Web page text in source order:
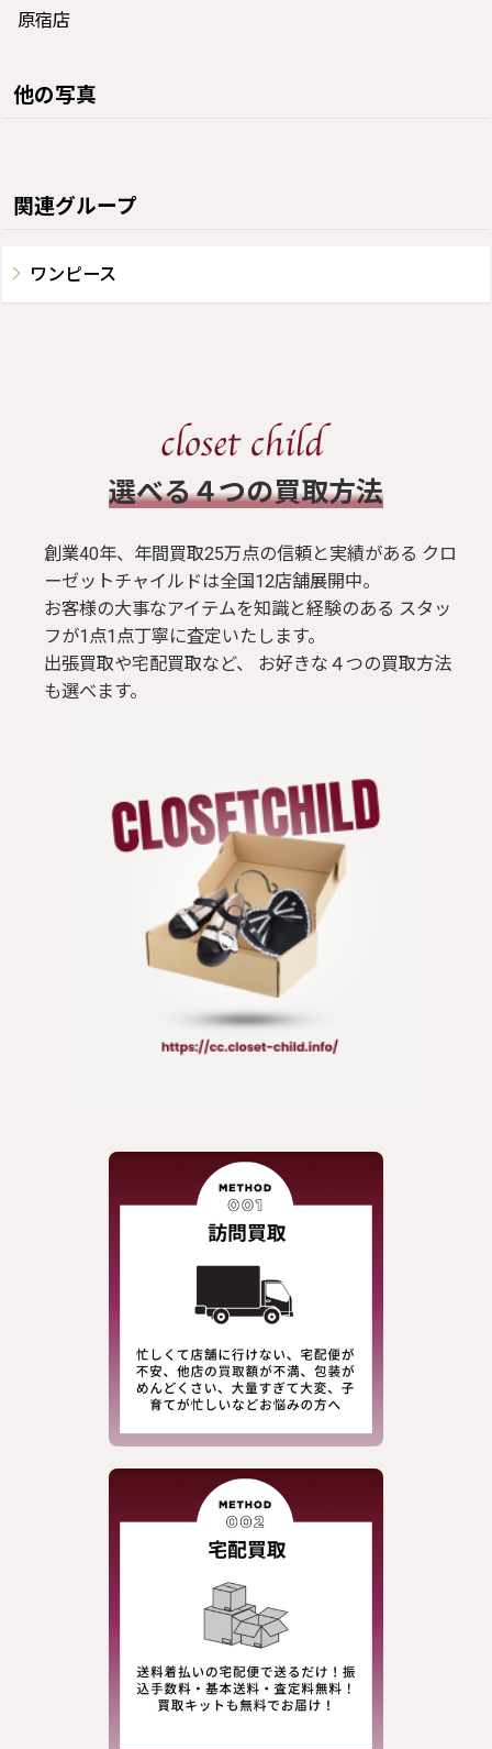
原宿店
他の写真
関連グループ
ワンピース
​選べる４つの買取方法
創業40年、年間買取25万点の信頼と実績がある クロ
ーゼットチャイルドは全国12店舗展開中。
お客様の大事なアイテムを知識と経験のある スタッ
フが1点1点丁寧に査定いたします。
出張買取や宅配買取など、 お好きな４つの買取方法
も選べます。